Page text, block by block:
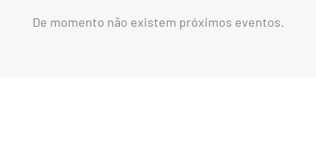
De momento não existem próximos eventos.